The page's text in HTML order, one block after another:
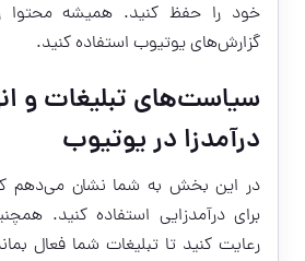
خود را حفظ کنید. همیشه محتوا
گزارش‌های یوتیوب استفاده کنید.
سیاست‌های تبلیغات و
درآمدزا در یوتیوب
در این بخش به شما نشان می‌دهم
برای درآمدزایی استفاده کنید.
رعایت کنید تا تبلیغات شما فعال